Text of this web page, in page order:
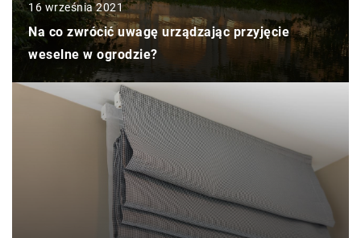
16 września 2021
Na co zwrócić uwagę urządzając przyjęcie
weselne w ogrodzie?